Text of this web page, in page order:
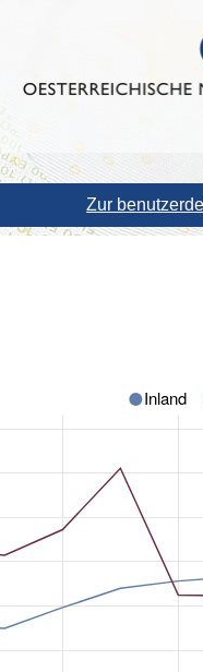
Zur
Inland